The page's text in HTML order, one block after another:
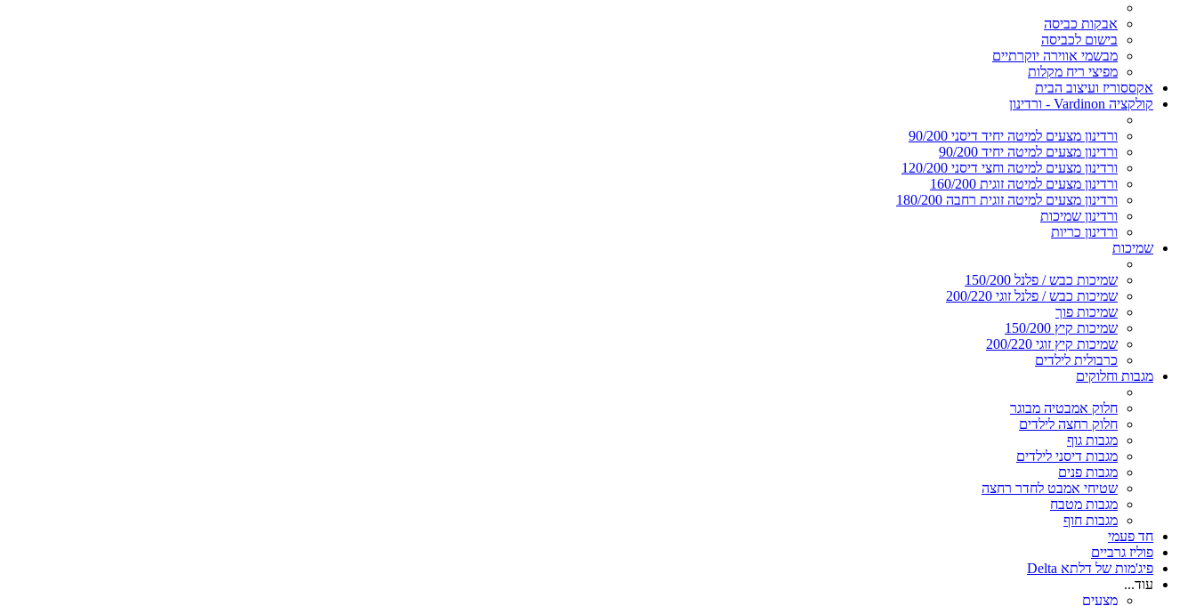
אבקות כביסה
בישום לכביסה
מבשמי אווירה יוקרתיים
מפיצי ריח מקלות
אקססוריז ועיצוב הבית
קולקציה Vardinon - ורדינון
ורדינון מצעים למיטה יחיד דיסני 90/200
ורדינון מצעים למיטה יחיד 90/200
ורדינון מצעים למיטה וחצי דיסני 120/200
ורדינון מצעים למיטה זוגית 160/200
ורדינון מצעים למיטה זוגית רחבה 180/200
ורדינון שמיכות
ורדינון כריות
שמיכות
שמיכות כבש / פלנל 150/200
שמיכות כבש / פלנל זוגי 200/220
שמיכות פוך
שמיכות קיץ 150/200
שמיכות קיץ זוגי 200/220
כרבולית לילדים
מגבות וחלוקים
חלוק אמבטיה מבוגר
חלוק רחצה לילדים
מגבות גוף
מגבות דיסני לילדים
מגבות פנים
שטיחי אמבט לחדר רחצה
מגבות מטבח
מגבות חוף
חד פעמי
פוליז גרביים
פיג'מות של דלתא Delta
עוד...
מצעים